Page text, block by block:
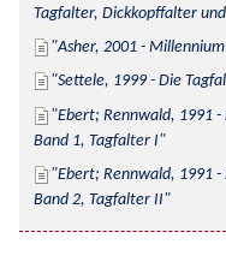
Tagfalter, Dickkopffalter
Asher, 2001 -
Settele, 1999 - Die
Ebert; Rennwald, 1991
Band 1, Tagfalter I
Ebert; Rennwald, 1991
Band 2, Tagfalter II